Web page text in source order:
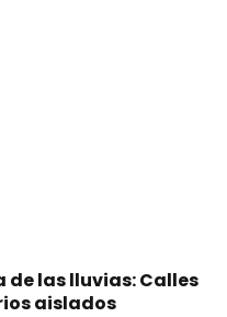
de las lluvias: Calles
aislados